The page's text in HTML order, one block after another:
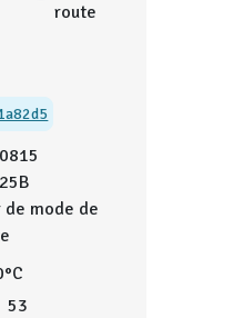
route
de mode de
53